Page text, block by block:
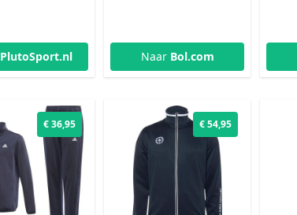
PlutoSport.nl Naar Bol.com
€ 36,95 € 54,95